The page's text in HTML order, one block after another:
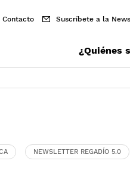
¿Quiénes
Contacto Suscríbete a la
NEWSLETTER REGADÍO 5.0